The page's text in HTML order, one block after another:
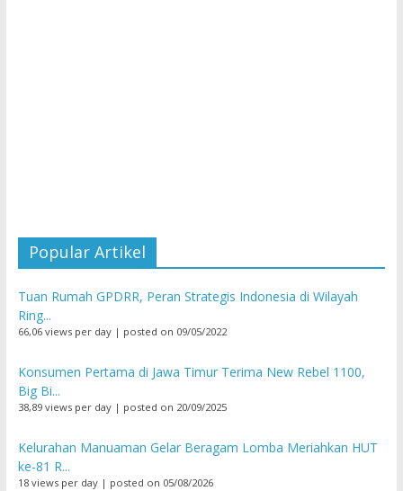
Popular Artikel
Tuan Rumah GPDRR, Peran Strategis Indonesia di Wilayah
Ring...
66,06 views per day| posted on 09/05/2022
Konsumen Pertama di Jawa Timur Terima New Rebel 1100,
Big Bi...
38,89 views per day| posted on 20/09/2025
Kelurahan Manuaman Gelar Beragam Lomba Meriahkan HUT
ke-81 R...
18 views per day| posted on 05/08/2026